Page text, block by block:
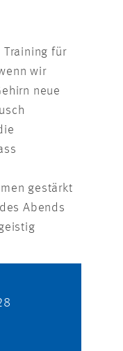
Training für
wir
neue
gestärkt
Abends